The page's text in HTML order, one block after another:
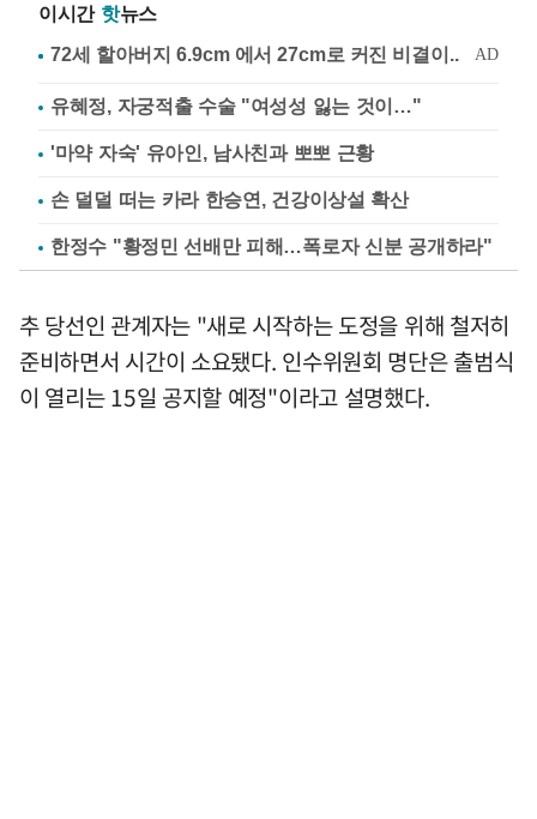
이시간 핫뉴스
유혜정, 자궁적출 수술 "여성성 잃는 것이…"
'마약 자숙' 유아인, 남사친과 뽀뽀 근황
손 덜덜 떠는 카라 한승연, 건강이상설 확산
한정수 "황정민 선배만 피해…폭로자 신분 공개하라"
추 당선인 관계자는 "새로 시작하는 도정을 위해 철저히
준비하면서 시간이 소요됐다. 인수위원회 명단은 출범식
이 열리는 15일 공지할 예정"이라고 설명했다.